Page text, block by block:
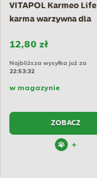
VITAPOL Karmeo Life
karma warzywna dla
12,80 zł
Najbliższa wysyłka już za
22:53:31
w magazynie
ZOBACZ
+